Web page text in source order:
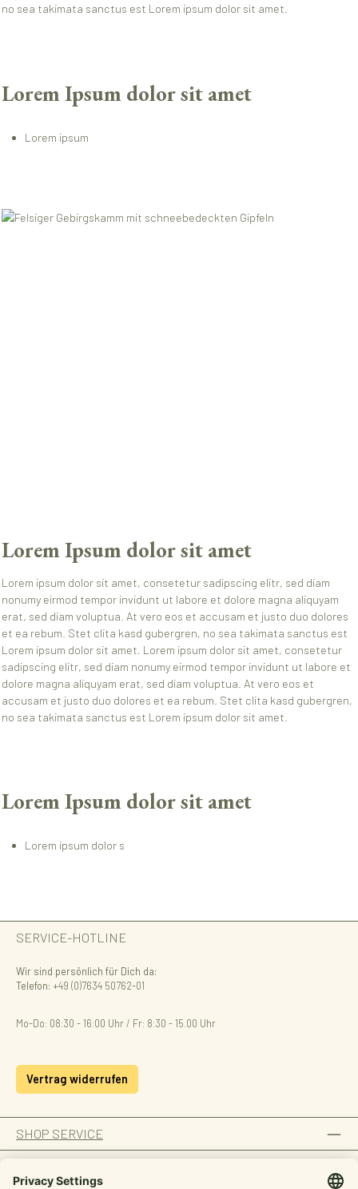
no sea takimata sanctus est Lorem ipsum dolor sit amet.
Lorem Ipsum dolor sit amet
Lorem ipsum
Lorem Ipsum dolor sit amet
Lorem ipsum dolor sit amet, consetetur sadipscing elitr, sed diam
nonumy eirmod tempor invidunt ut labore et dolore magna aliquyam
erat, sed diam voluptua. At vero eos et accusam et justo duo dolores
et ea rebum. Stet clita kasd gubergren, no sea takimata sanctus est
Lorem ipsum dolor sit amet. Lorem ipsum dolor sit amet, consetetur
sadipscing elitr, sed diam nonumy eirmod tempor invidunt ut labore et
dolore magna aliquyam erat, sed diam voluptua. At vero eos et
accusam et justo duo dolores et ea rebum. Stet clita kasd gubergren,
no sea takimata sanctus est Lorem ipsum dolor sit amet.
Lorem Ipsum dolor sit amet
Lorem ipsum dolor s
SERVICE-HOTLINE
Wir sind persönlich für Dich da:
Telefon: +49 (0)7634 50762-01
Mo-Do: 08:30 - 16:00 Uhr / Fr: 8:30 - 15.00 Uhr
Vertrag widerrufen
SHOP SERVICE